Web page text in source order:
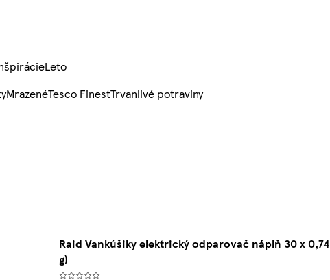
Leto
MrazenéTesco FinestTrvanlivé potraviny
Raid Vankúšiky elektrický odparovač náplň 30 x
g)